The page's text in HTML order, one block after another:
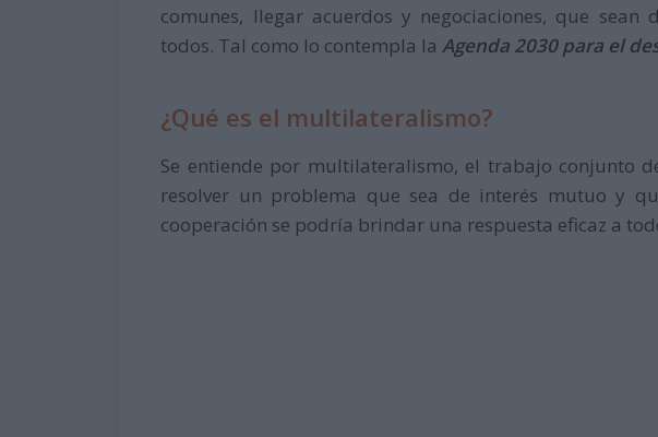
comunes, llegar acuerdos y negociaciones, que sean
todos. Tal como lo contempla laAgenda 2030 para el
¿Qué es el multilateralismo?
Se entiende por multilateralismo, el trabajo conjunto
resolver un problema que sea de interés mutuo y
cooperación se podría brindar una respuesta eficaz a